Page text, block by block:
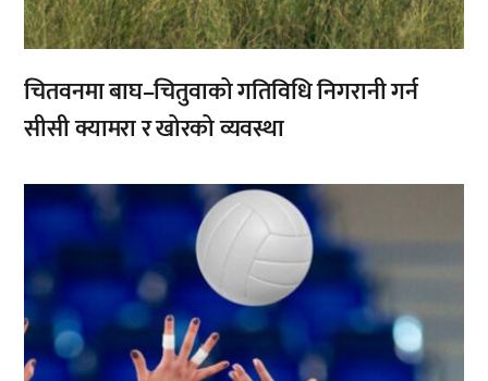
चितवनमा बाघ–चितुवाको गतिविधि निगरानी गर्न
सीसी क्यामरा र खोरको व्यवस्था
,